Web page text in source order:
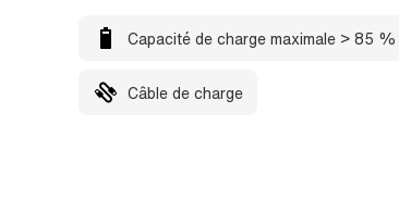
Capacité de charge maximale > 85 %
Câble de charge